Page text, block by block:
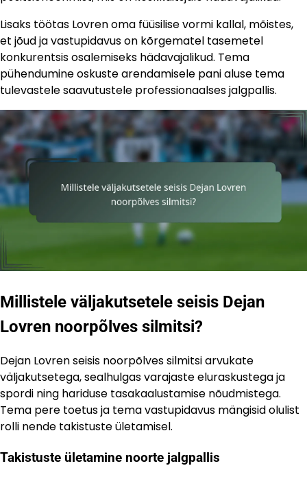
Lisaks töötas Lovren oma füüsilise vormi kallal, mõistes,
et jõud ja vastupidavus on kõrgematel tasemetel
konkurentsis osalemiseks hädavajalikud. Tema
pühendumine oskuste arendamisele pani aluse tema
tulevastele saavutustele professionaalses jalgpallis.
Millistele väljakutsetele seisis Dejan
Lovren noorpõlves silmitsi?
Dejan Lovren seisis noorpõlves silmitsi arvukate
väljakutsetega, sealhulgas varajaste eluraskustega ja
spordi ning hariduse tasakaalustamise nõudmistega.
Tema pere toetus ja tema vastupidavus mängisid olulist
rolli nende takistuste ületamisel.
Takistuste ületamine noorte jalgpallis